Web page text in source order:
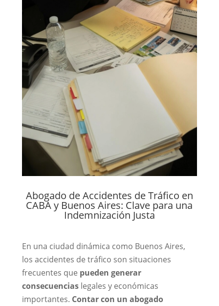
Abogado de Accidentes de Tráfico en
CABA y Buenos Aires: Clave para una
Indemnización Justa
En una ciudad dinámica como Buenos Aires,
los accidentes de tráfico son situaciones
frecuentes que pueden generar
consecuenciaslegales y económicas
importantes. Contar con un abogado